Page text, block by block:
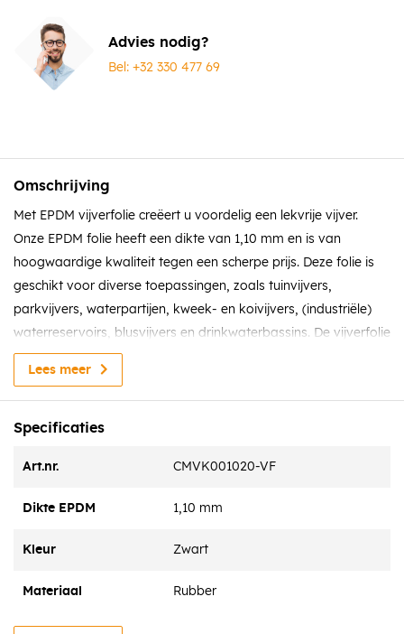
Advies nodig?
Bel: +32 330 477 69
Omschrijving
Met EPDM vijverfolie creëert u voordelig een lekvrije vijver.
Onze EPDM folie heeft een dikte van 1,10 mm en is van
hoogwaardige kwaliteit tegen een scherpe prijs. Deze folie is
geschikt voor diverse toepassingen, zoals tuinvijvers,
parkvijvers, waterpartijen, kweek- en koivijvers, (industriële)
waterreservoirs, blusvijvers en drinkwaterbassins. De vijverfolie
is vrij van giftige stoffen, zware metalen en agressieve
milieuvriendelijk. De folie is gemakkelijk te installeren in uw op
maat gemaakte vijver, dankzij de sterke en flexibele
Betaling
betaling wordt het product zo snel mogelijk bij u geleverd.
maken om het product op te halen in Numansdorp.
Lees meer
Specificaties
Art.nr. CMVK001020-VF
Dikte EPDM 1,10 mm
Kleur Zwart
Materiaal Rubber